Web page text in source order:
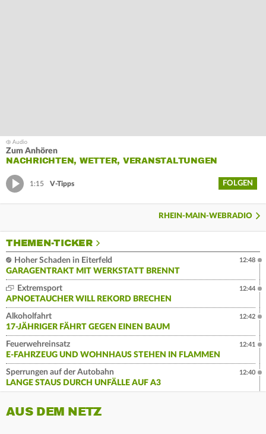
Zum Anhören
NACHRICHTEN, WETTER, VERANSTALTUNGEN
1:15 V-Tipps FOLGEN
RHEIN-MAIN-WEBRADIO
THEMEN-TICKER
Hoher Schaden in Eiterfeld
GARAGENTRAKT MIT WERKSTATT BRENNT
12:48
Extremsport
APNOETAUCHER WILL REKORD BRECHEN
12:44
Alkoholfahrt
17-JÄHRIGER FÄHRT GEGEN EINEN BAUM
12:42
Feuerwehreinsatz
E-FAHRZEUG UND WOHNHAUS STEHEN IN FLAMMEN
12:41
Sperrungen auf der Autobahn
LANGE STAUS DURCH UNFÄLLE AUF A3
12:40
AUS DEM NETZ